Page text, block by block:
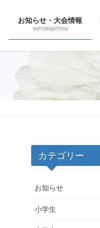
お知らせ・大会情報
INFORMATION
カテゴリー
お知らせ
小学生